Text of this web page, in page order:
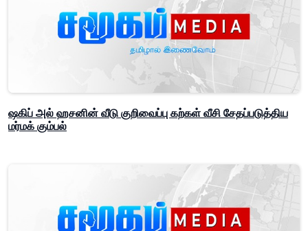
ஷகிப் அல் ஹசனின் வீடு குறிவைப்பு கற்கள் வீசி சேதப்படுத்திய
மர்மக் கும்பல்